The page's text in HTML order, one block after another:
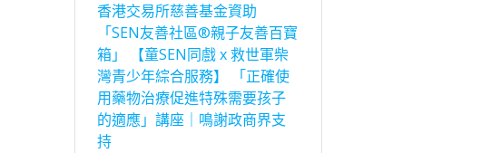
香港交易所慈善基金資助
「SEN友善社區®親子友善百寶
箱」 【童SEN同戲 x 救世軍柴
灣青少年綜合服務】 「正確使
用藥物治療促進特殊需要孩子
的適應」講座｜鳴謝政商界支
持